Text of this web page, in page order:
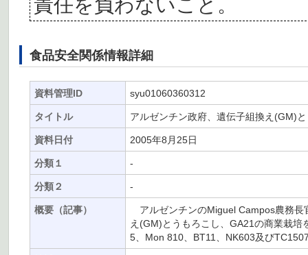
食品安全関係情報詳細
資料管理ID syu01060360312
タイトル アルゼンチン政府、遺伝子組換え(GM)
資料日付 2005年8月25日
分類１ -
分類２ -
概要（記事）
アルゼンチンのMiguel Campos農務長
え(GM)とうもろこし、GA21の商業栽
5、Mon 810、BT11、NK603及び